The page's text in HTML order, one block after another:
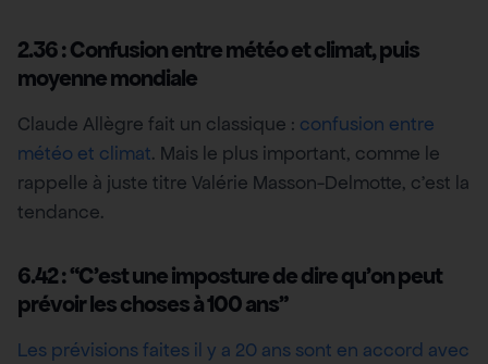
2.36 : Confusion entre météo et climat, puis
moyenne mondiale
Claude Allègre fait un classique : confusion entre
météo et climat. Mais le plus important, comme le
rappelle à juste titre Valérie Masson-Delmotte, c’est la
tendance.
6.42 : “C’est une imposture de dire qu’on peut
prévoir les choses à 100 ans”
Les prévisions faites il y a 20 ans sont en accord avec